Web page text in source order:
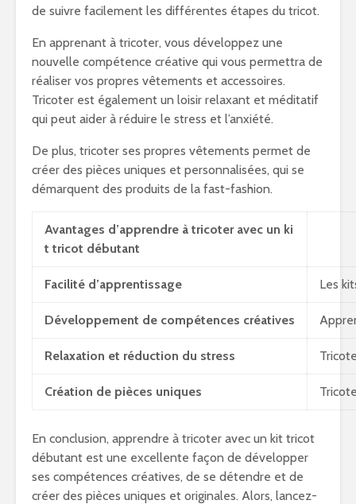
de suivre facilement les différentes étapes du tricot.
En apprenant à tricoter, vous développez une
nouvelle compétence créative qui vous permettra de
réaliser vos propres vêtements et accessoires.
Tricoter est également un loisir relaxant et méditatif
qui peut aider à réduire le stress et l’anxiété.
De plus, tricoter ses propres vêtements permet de
créer des pièces uniques et personnalisées, qui se
démarquent des produits de la fast-fashion.
Avantages d’apprendre à tricoter avec un ki
t tricot débutant
Facilité d’apprentissage Les
Développement de compétences créatives
Relaxation et réduction du stress
Création de pièces uniques
En conclusion, apprendre à tricoter avec un kit tricot
débutant est une excellente façon de développer
ses compétences créatives, de se détendre et de
créer des pièces uniques et originales. Alors, lancez-